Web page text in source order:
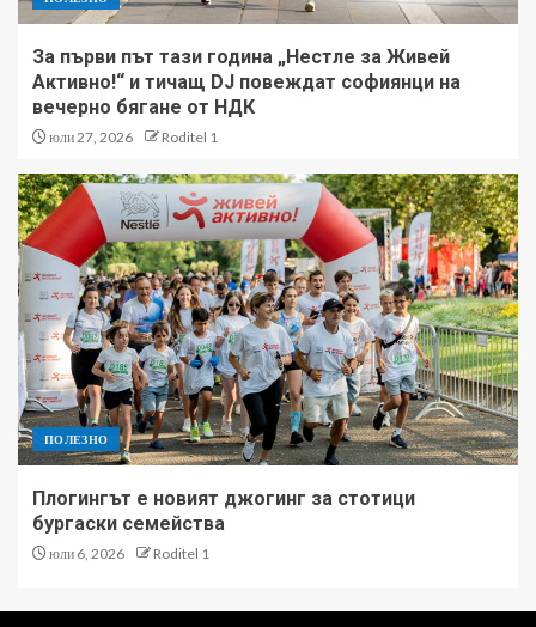
За първи път тази година „Нестле за Живей
Активно!“ и тичащ DJ повеждат софиянци на
вечерно бягане от НДК
юли 27, 2026 Roditel 1
ПОЛЕЗНО
Плогингът е новият джогинг за стотици
бургаски семейства
юли 6, 2026 Roditel 1